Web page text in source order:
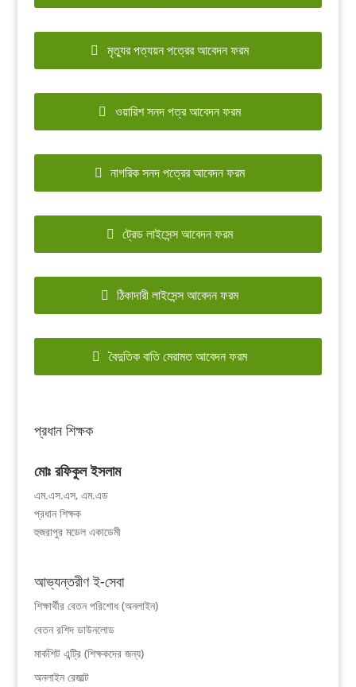
মৃত্যুর পত্যয়ন পত্রের আবেদন ফরম
ওয়ারিশ সনদ পত্র আবেদন ফরম
নাগরিক সনদ পত্রের আবেদন ফরম
ট্রেড লাইসেন্স আবেদন ফরম
ঠিকাদারী লাইসেন্স আবেদন ফরম
বৈদুতিক বাতি মেরামত আবেদন ফরম
প্রধান শিক্ষক
মোঃ রফিকুল ইসলাম
এম.এস.এস, এম.এড
প্রধান শিক্ষক
হুজরাপুর মডেল একাডেমী
আভ্যন্তরীণ ই-সেবা
শিক্ষার্থীর বেতন পরিশোধ (অনলাইন)
বেতন রশিদ ডাউনলোড
মার্কশিট এন্ট্রি (শিক্ষকদের জন্য)
অনলাইন রেজাল্ট